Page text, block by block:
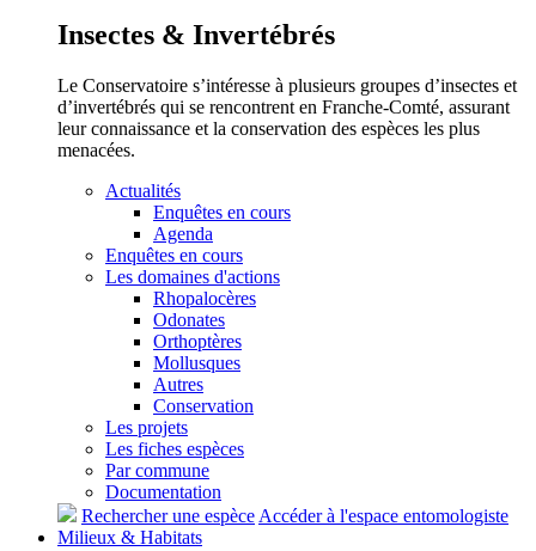
Insectes & Invertébrés
Le Conservatoire s’intéresse à plusieurs groupes d’insectes et
d’invertébrés qui se rencontrent en Franche-Comté, assurant
leur connaissance et la conservation des espèces les plus
menacées.
Actualités
Enquêtes en cours
Agenda
Enquêtes en cours
Les domaines d'actions
Rhopalocères
Odonates
Orthoptères
Mollusques
Autres
Conservation
Les projets
Les fiches espèces
Par commune
Documentation
Rechercher une espèce Accéder à l'espace entomologiste
Milieux & Habitats